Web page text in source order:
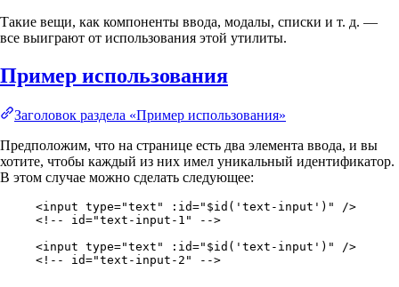
Такие вещи, как компоненты ввода, модалы, списки и т. д. —
все выиграют от использования этой утилиты.
Пример использования
Заголовок раздела «Пример использования»
Предположим, что на странице есть два элемента ввода, и вы
хотите, чтобы каждый из них имел уникальный идентификатор.
В этом случае можно сделать следующее:
<input type="text " :id=" $id('text-input') "
/>
<!-- id="text-input-1" -->
<input type="text " :id=" $id('text-input') "
/>
<!-- id="text-input-2" -->